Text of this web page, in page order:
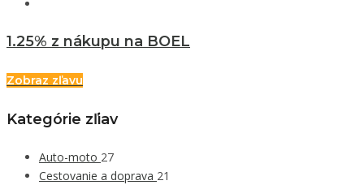
1.25% z nákupu na BOEL
Zobraz zľavu
Kategórie zľiav
Auto-moto 27
Cestovanie a doprava 21